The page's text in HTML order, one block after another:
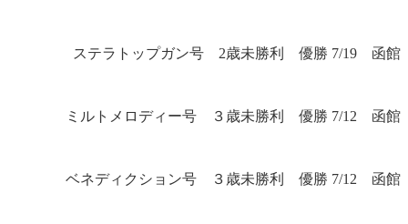
ステラトップガン号 2歳未勝利 優勝 7/19 函館
ミルトメロディー号 ３歳未勝利 優勝 7/12 函館
ベネディクション号 ３歳未勝利 優勝 7/12 函館